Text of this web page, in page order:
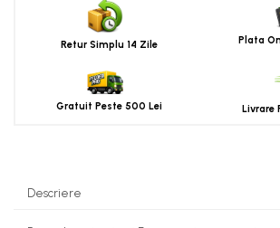
Retur Simplu 14 Zile Plata
Gratuit Peste 500 Lei Livrare
Descriere